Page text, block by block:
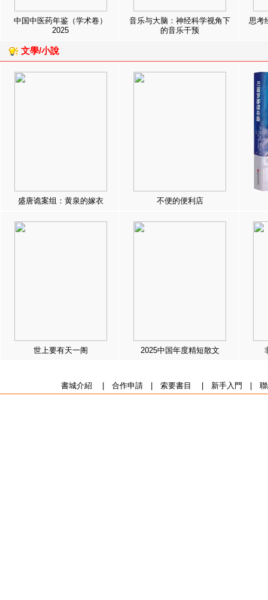
中国中医药年鉴（学术卷）
2025
音乐与大脑：神经科学视角下
的音乐干预
思考
文學/小說
盛唐诡案组：黄泉的嫁衣 不便的便利店
世上要有天一阁 2025中国年度精短散文
書城介紹 合作申請| 索要書目 新手入門